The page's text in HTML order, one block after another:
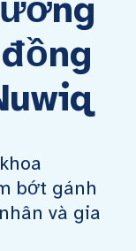
bớt gánh
và gia